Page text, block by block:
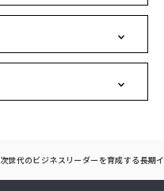
次世代のビジネスリーダーを育成する長期